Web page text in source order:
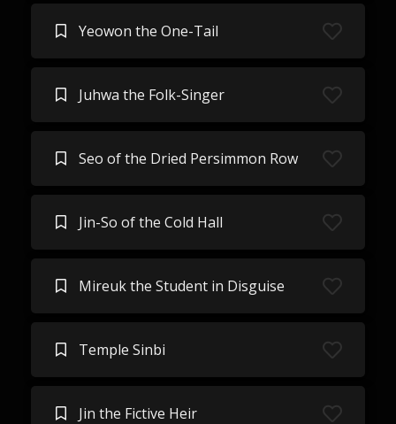
Yeowon the One-Tail
Juhwa the Folk-Singer
Seo of the Dried Persimmon Row
Jin-So of the Cold Hall
Mireuk the Student in Disguise
Temple Sinbi
Jin the Fictive Heir